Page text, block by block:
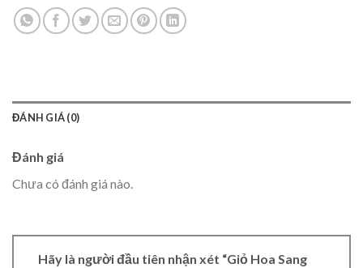
ĐÁNH GIÁ (0)
Đánh giá
Chưa có đánh giá nào.
Hãy là người đầu tiên nhận xét “Giỏ Hoa Sang